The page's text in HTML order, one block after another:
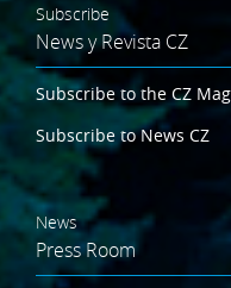
Subscribe
News y Revista CZ
Subscribe to the CZ
Subscribe to News CZ
News
Press Room